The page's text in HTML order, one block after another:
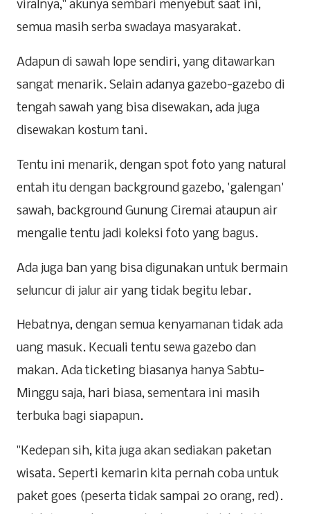
viralnya," akunya sembari menyebut saat ini,
semua masih serba swadaya masyarakat.
Adapun di sawah lope sendiri, yang ditawarkan
sangat menarik. Selain adanya gazebo-gazebo di
tengah sawah yang bisa disewakan, ada juga
disewakan kostum tani.
Tentu ini menarik, dengan spot foto yang natural
entah itu dengan background gazebo, 'galengan'
sawah, background Gunung Ciremai ataupun air
mengalie tentu jadi koleksi foto yang bagus.
Ada juga ban yang bisa digunakan untuk bermain
seluncur di jalur air yang tidak begitu lebar.
Hebatnya, dengan semua kenyamanan tidak ada
uang masuk. Kecuali tentu sewa gazebo dan
makan. Ada ticketing biasanya hanya Sabtu-
Minggu saja, hari biasa, sementara ini masih
terbuka bagi siapapun.
"Kedepan sih, kita juga akan sediakan paketan
wisata. Seperti kemarin kita pernah coba untuk
paket goes (peserta tidak sampai 20 orang, red).